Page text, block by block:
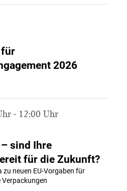
für
2026
- 12:00 Uhr
sind Ihre
für die Zukunft?
zu neuen EU-Vorgaben für